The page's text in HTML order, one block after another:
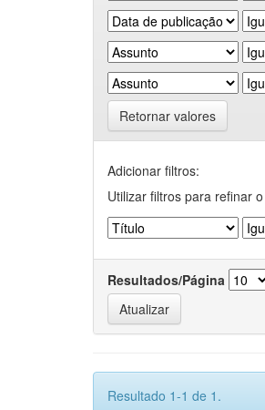
Retornar valores
Adicionar filtros:
Utilizar filtros para refinar
Resultados/Página
Resultado 1-1 de 1.